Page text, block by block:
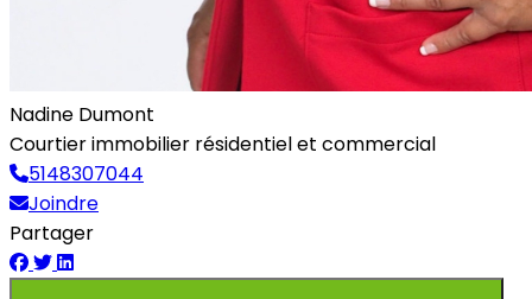
Nadine Dumont
Courtier immobilier résidentiel et commercial
5148307044
Joindre
Partager